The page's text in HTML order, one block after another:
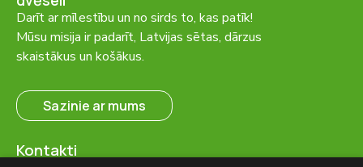
Darīt ar mīlestību un no sirds to, kas patīk!
Mūsu misija ir padarīt, Latvijas sētas, dārzus
skaistākus un košākus.
Sazinie ar mums
Kontakti